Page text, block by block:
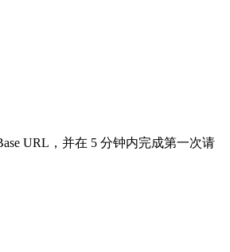
URL，并在 5 分钟内完成第一次请